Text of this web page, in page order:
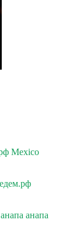
Mexico
анапа